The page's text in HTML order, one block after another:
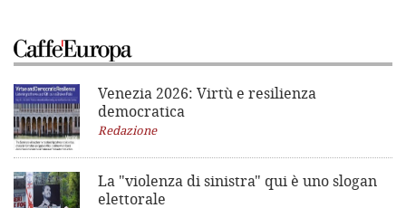
Venezia 2026: Virtù e resilienza
democratica
Redazione
La "violenza di sinistra" qui è uno slogan
elettorale